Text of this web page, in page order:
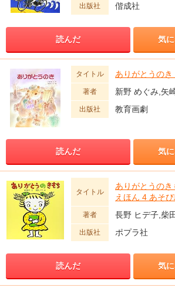
出版社 偕成社
読んだ 気
タイトル ありがとうの
著者 新野 めぐみ,矢
出版社 教育画劇
読んだ 気
タイトル
ありがとうの
えほん 4 あそ
著者 長野 ヒデ子,柴
出版社 ポプラ社
読んだ 気